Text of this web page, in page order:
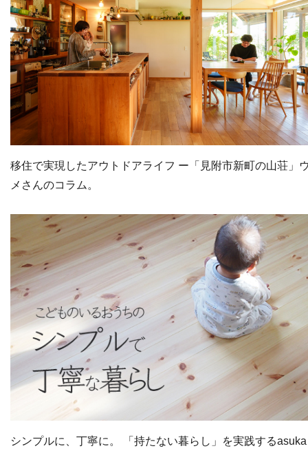
移住で実現したアウトドアライフ ー「見附市新町の山荘」
メさんのコラム。
シンプルに、丁寧に。 「持たない暮らし」を実践する